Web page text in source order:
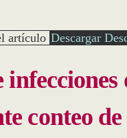
artículo Descargar
conteo